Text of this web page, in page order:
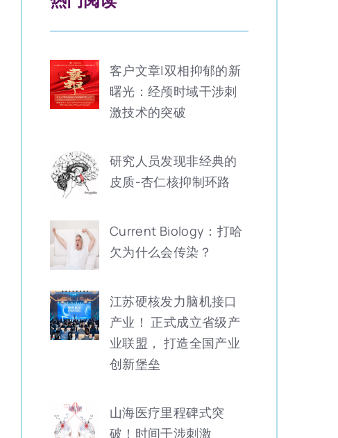
客户文章|双相抑郁的新
曙光：经颅时域干涉刺
激技术的突破
研究人员发现非经典的
皮质-杏仁核抑制环路
Current Biology：打哈
欠为什么会传染？
江苏硬核发力脑机接口
产业！ 正式成立省级产
业联盟， 打造全国产业
创新堡垒
山海医疗里程碑式突
破！时间干涉刺激